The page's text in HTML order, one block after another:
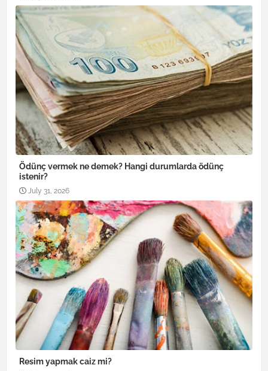
Ödünç vermek ne demek? Hangi durumlarda ödünç
istenir?
July 31, 2026
Resim yapmak caiz mi?